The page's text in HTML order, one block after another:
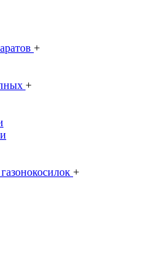
+
+
+